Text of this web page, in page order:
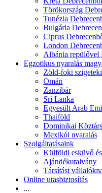
Törökország
Tunézia
Bulgária
Ciprus
London
Albánia repülővel
Egzotikus nyaralás
Zöld-foki
Omán
Zanzibár
Sri Lanka
Egyesült Arab
Thaiföld
Dominikai
Mexikói nyaralás
Szolgáltatásaink
Külföldi esküvő
Ajándékutalvány
Társítást
Online utasbiztosítás
...